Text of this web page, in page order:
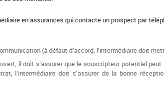
en assurances qui contacte un prospect par
(à défaut d’accord, l’intermédiaire doit
il doit s’assurer que le souscripteur potentiel
l’intermédiaire doit s’assurer de la bonne